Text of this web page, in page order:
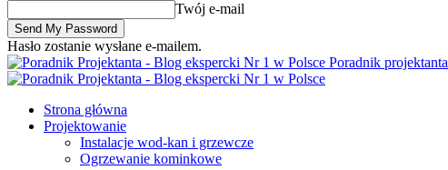
Twój e-mail
Hasło zostanie wysłane e-mailem.
Poradnik projektanta
Strona główna
Projektowanie
Instalacje wod-kan i grzewcze
Ogrzewanie kominkowe